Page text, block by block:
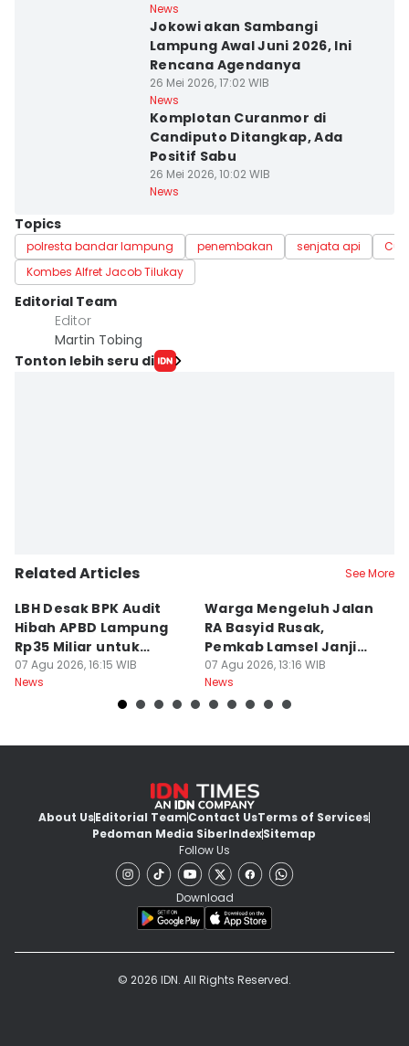
News
Jokowi akan Sambangi
Lampung Awal Juni 2026, Ini
Rencana Agendanya
26 Mei 2026, 17:02 WIB
News
Komplotan Curanmor di
Candiputo Ditangkap, Ada
Positif Sabu
26 Mei 2026, 10:02 WIB
News
Topics
polresta bandar lampung penembakan senjata api
Kombes Alfret Jacob Tilukay
Editorial Team
Editor
Martin Tobing
Tonton lebih seru di
Related Articles See More
LBH Desak BPK Audit
Hibah APBD Lampung
Rp35 Miliar untuk
Kejaksaan
07 Agu 2026, 16:15 WIB
News
Warga Mengeluh Jalan
RA Basyid Rusak,
Pemkab Lamsel Janji
Segera Perbaiki
07 Agu 2026, 13:16 WIB
News
About UsEditorial TeamContact UsTerms of Services
Pedoman Media SiberIndexSitemap
Follow Us
Download
© 2026 IDN. All Rights Reserved.